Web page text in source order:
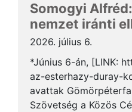
Somogyi
nemzet iránti
2026. július 6.
*Június 6-án, [LINK:
az-esterhazy-duray-
avattak
Szövetség a Közös